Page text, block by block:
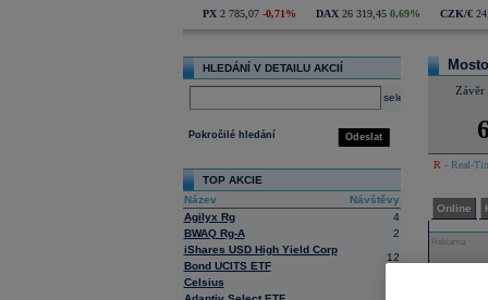
PX 2 785,07 -0,71% DAX 26 319,45 0,69% CZK/€
HLEDÁNÍ V DETAILU AKCIÍ
select
Odeslat
Pokročilé hledání
TOP AKCIE
Název
Návštěvy
Agilyx Rg
4
BWAQ Rg-A
2
iShares USD High Yield Corp
Bond UCITS ETF
12
Celsius
Závěr
R - Real-
Online
Reklama